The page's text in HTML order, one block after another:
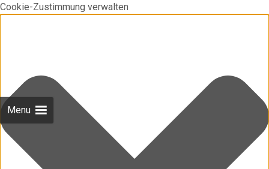
Cookie-Zustimmung verwalten
Menu